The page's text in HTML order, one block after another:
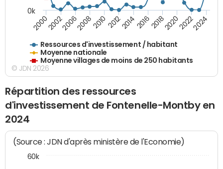
Ressources d'investissement / habitant
Moyenne nationale
Moyenne villages de moins de 250 habitants
20002002200620082010 2012201420162018202020222024
0k
© JDN 2026
Répartition des ressources
d'investissement de Fontenelle-Montby en
2024
(Source : JDN d'après ministère de l'Economie)
60k